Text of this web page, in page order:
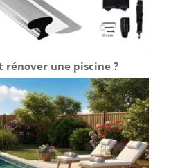
rénover une piscine ?